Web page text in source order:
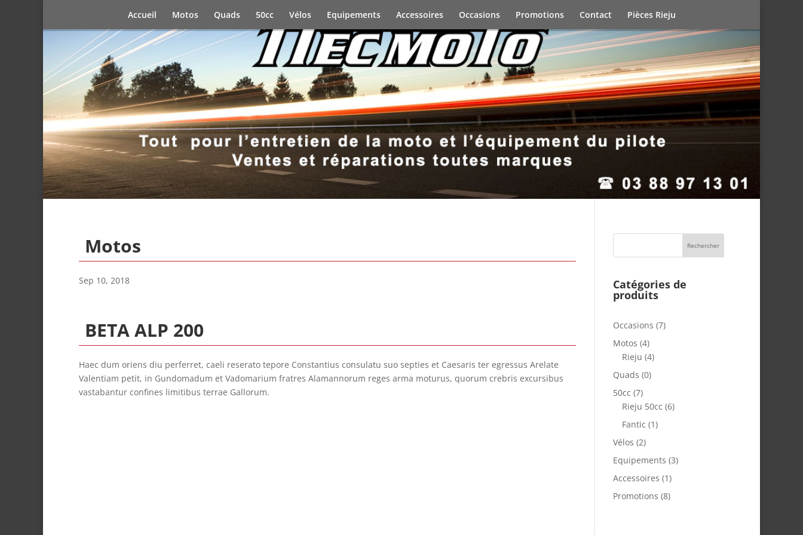
Accueil Motos Quads 50cc Vélos Equipements Accessoires Occasions Promotions Contact Pièces Rieju
Motos
Sep 10, 2018
BETA ALP 200
Haec dum oriens diu perferret, caeli reserato tepore Constantius consulatu suo septies et Caesaris ter egressus Arelate
Valentiam petit, in Gundomadum et Vadomarium fratres Alamannorum reges arma moturus, quorum crebris excursibus
vastabantur confines limitibus terrae Gallorum.
Catégories de
produits
Occasions (7)
Motos (4)
Rieju (4)
Quads (0)
50cc (7)
Rieju 50cc (6)
Fantic (1)
Vélos (2)
Equipements (3)
Accessoires (1)
Promotions (8)